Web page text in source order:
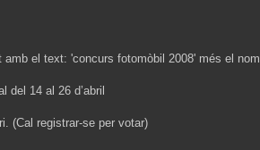
el text: 'concurs fotomòbil 2008' més el nom
del 14 al 26 d’abril
(Cal registrar-se per votar)